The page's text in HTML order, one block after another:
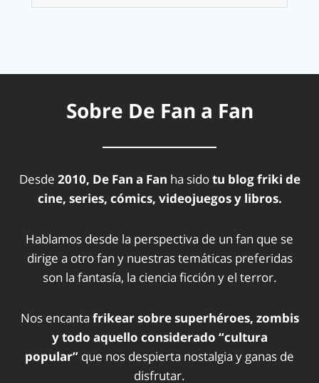
Sobre De Fan a Fan
Desde 2010, De Fan a Fan ha sidotu blog friki de
cine, series, cómics, videojuegos y libros.
Hablamos desde la perspectiva de un fan que se
dirige a otro fan y nuestras temáticas preferidas
son la fantasía, la ciencia ficción y el terror.
Nos encanta frikear sobre superhéroes, zombis
y todo aquello considerado “cultura
popular” que nos despierta nostalgia y ganas de
disfrutar.